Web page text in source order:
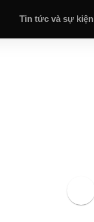
Tin tức và sự kiện